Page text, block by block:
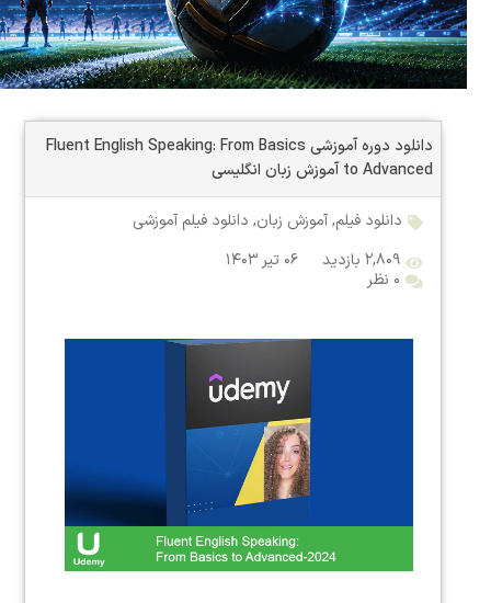
دانلود دوره آموزشی Fluent English Speaking: From Basics
to Advanced آموزش زبان انگلیسی
دانلود فیلم,آموزش زبان, دانلود فیلم آموزشی
۲,۸۰۹ بازدید
۰۶ تیر ۱۴۰۳
۰ نظر